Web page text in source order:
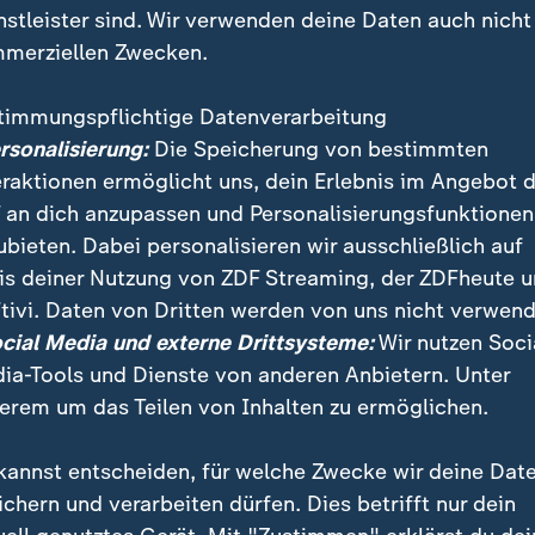
ist für die Bürger ein "Null-Summen-Spiel",
Während auf der einen Seite Beiträge
Stelle.
sind. Wir verwenden deine Daten auch nicht
Zwecken.
Datenverarbeitung
Die Speicherung von bestimmten
ermöglicht uns, dein Erlebnis im Angebot
an dich anzupassen und Personalisierungsfunktionen
Dabei personalisieren wir ausschließlich auf
deiner Nutzung von ZDF Streaming, der ZDFheute
Daten von Dritten werden von uns nicht
Media und externe Drittsysteme:Wir nutzen
Tools und Dienste von anderen Anbietern. Unter
um das Teilen von Inhalten zu ermöglichen.
entscheiden, für welche Zwecke wir deine
und verarbeiten dürfen. Dies betrifft nur dein